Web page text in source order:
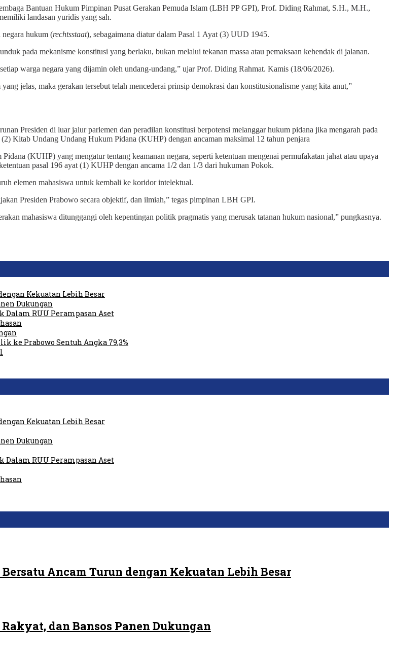
Bantuan Hukum Pimpinan Pusat Gerakan Pemuda Islam (LBH PP GPI), Prof. Diding Rahmat, S.H., M.H.,
landasan yuridis yang sah.
hukum (rechtsstaat), sebagaimana diatur dalam Pasal 1 Ayat (3) UUD 1945.
pada mekanisme konstitusi yang berlaku, bukan melalui tekanan massa atau pemaksaan kehendak di jalanan.
warga negara yang dijamin oleh undang-undang,” ujar Prof. Diding Rahmat. Kamis (18/06/2026).
jelas, maka gerakan tersebut telah mencederai prinsip demokrasi dan konstitusionalisme yang kita anut,”
Presiden di luar jalur parlemen dan peradilan konstitusi berpotensi melanggar hukum pidana jika mengarah pada
Kitab Undang Undang Hukum Pidana (KUHP) dengan ancaman maksimal 12 tahun penjara
(KUHP) yang mengatur tentang keamanan negara, seperti ketentuan mengenai permufakatan jahat atau upaya
pasal 196 ayat (1) KUHP dengan ancama 1/2 dan 1/3 dari hukuman Pokok.
elemen mahasiswa untuk kembali ke koridor intelektual.
Presiden Prabowo secara objektif, dan ilmiah,” tegas pimpinan LBH GPI.
mahasiswa ditunggangi oleh kepentingan politik pragmatis yang merusak tatanan hukum nasional,” pungkasnya.
Kekuatan Lebih Besar
Dukungan
Dalam RUU Perampasan Aset
ke Prabowo Sentuh Angka 79,3%
Kekuatan Lebih Besar
Dukungan
Dalam RUU Perampasan Aset
Ancam Turun dengan Kekuatan Lebih Besar
dan Bansos Panen Dukungan